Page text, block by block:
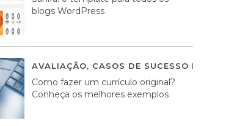
blogs WordPress
AVALIAÇÃO, CASOS DE SUCESSO DE
Como fazer um currículo original?
Conheça os melhores exemplos